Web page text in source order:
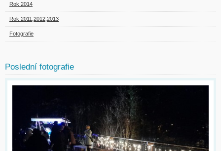
Rok 2014
Rok 2011,2012,2013
Fotografie
Poslední fotografie